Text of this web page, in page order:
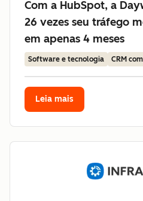
Com a HubSpot, a
26 vezes seu tráfego
em apenas 4 meses
Software e tecnologia CRM
Leia mais